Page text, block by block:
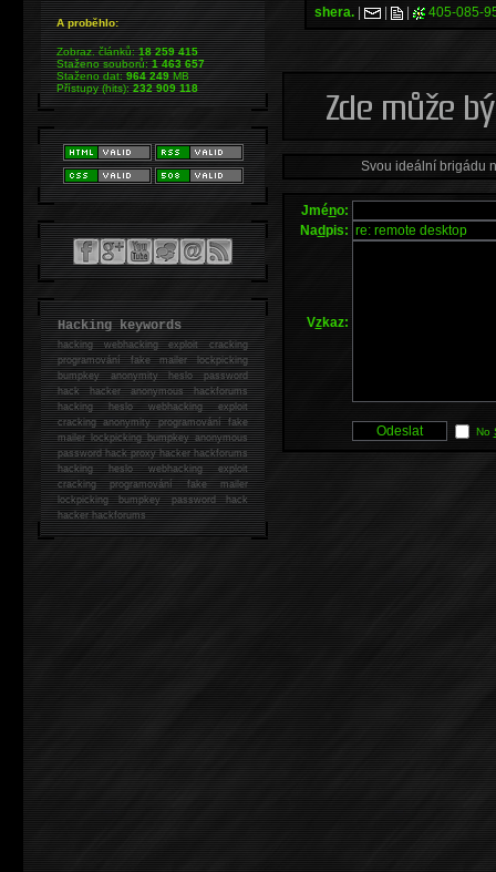
shera. | | | 405-085-
Svou ideální brigádu
Jméno:
Nadpis:
Vzkaz:
No
A proběhlo:
Zobraz. článků:18 259 415
Staženo souborů:1 463 657
Staženo dat:964 249MB
Přístupy (hits):232 909 118
Hacking keywords
hackingwebhacking exploit cracking
programování fake mailer lockpicking
bumpkey anonymity heslo password
hackhacker anonymous hackforums
hackingheslo webhacking exploit
cracking anonymity programování fake
mailer lockpicking bumpkey anonymous
password hack proxy hacker hackforums
hacking heslo webhacking exploit
cracking programování fake mailer
lockpicking bumpkey password hack
hackerhackforums